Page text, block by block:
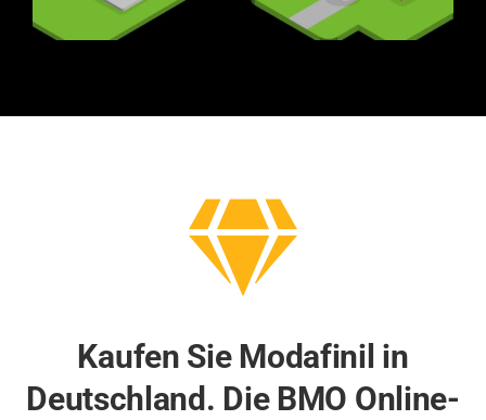
Kaufen Sie Modafinil in
Deutschland. Die BMO Online-